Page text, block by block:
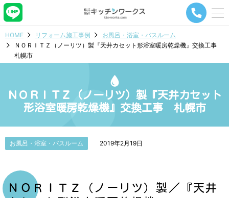
メ
ビ
ョ
タ
HOME リフォーム施工事例
お風呂・浴室・バスルーム
ＮＯＲＩＴＺ（ノーリツ）製『天井カセット形浴室暖房乾燥機』交換工事
札幌市
ＮＯＲＩＴＺ（ノーリツ）製『天井カセット
形浴室暖房乾燥機』交換工事 札幌市
お風呂・浴室・バスルーム 2019年2月19日
ＮＯＲＩＴＺ（ノーリツ）製／『天井